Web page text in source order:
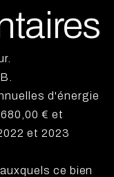
d'énergie
€ et
et 2023
ce bien